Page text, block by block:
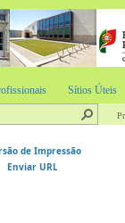
Sítios Úteis
de Impressão
Enviar URL